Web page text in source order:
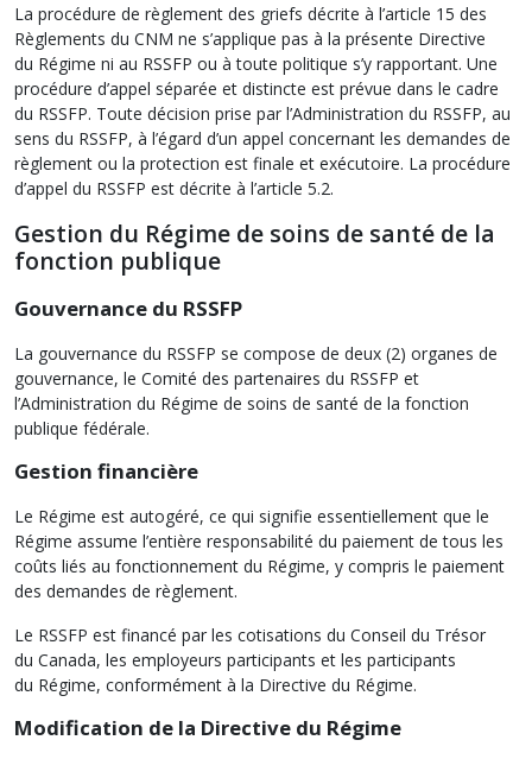
La procédure de règlement des griefs décrite à l’article 15 des
Règlements du CNM ne s’applique pas à la présente Directive
du Régime ni au RSSFP ou à toute politique s’y rapportant. Une
procédure d’appel séparée et distincte est prévue dans le cadre
du RSSFP. Toute décision prise par l’Administration du RSSFP, au
sens du RSSFP, à l’égard d’un appel concernant les demandes de
règlement ou la protection est finale et exécutoire. La procédure
d’appel du RSSFP est décrite à l’article 5.2.
Gestion du Régime de soins de santé de la
fonction publique
Gouvernance du RSSFP
La gouvernance du RSSFP se compose de deux (2) organes de
gouvernance, le Comité des partenaires du RSSFP et
l’Administration du Régime de soins de santé de la fonction
publique fédérale.
Gestion financière
Le Régime est autogéré, ce qui signifie essentiellement que le
Régime assume l’entière responsabilité du paiement de tous les
coûts liés au fonctionnement du Régime, y compris le paiement
des demandes de règlement.
Le RSSFP est financé par les cotisations du Conseil du Trésor
du Canada, les employeurs participants et les participants
du Régime, conformément à la Directive du Régime.
Modification de la Directive du Régime